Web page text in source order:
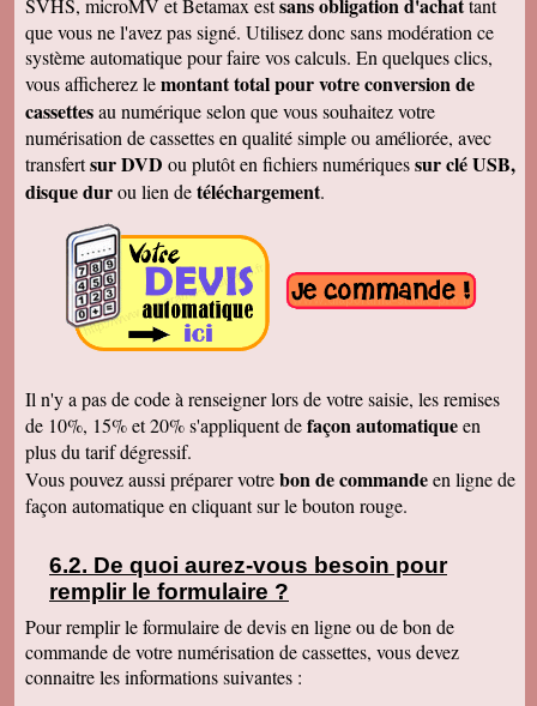
J'ai bien reçu la K7 et les DVD, c'est parfait.
Merci
Cécile B.
J'ai bien reçu le DVD et le son est parfait. Je
vous remercie de vos efforts. Bien cordialement
Bernard D.
Bien reçu votre COLIS - Travail fénoménal que
j'ai eu peur d'entreprendre !!!!!!!!!!!!! Le disque
DUR et les CD/DVD fonctionnement
parfaitement ........ Je vais entreprendre
pour........ NOEL 3 copies. pour mes 3 enfants
de 1980 à ce jour . MERCI MERCI MERCI Je
vais communiquer vos coordonnées à mon
entourage...
Véronique F.
Marc T.
J'ai reçu le DVD hier. Merci beaucoup, j'aurai
d'autres bandes à vous envoyer dont du super8.
Cordialement
François L.
10.10) et tous les fichiers se sont ouverts.
Merci pour le chèque de remboursement. Il est
clair que j'indiquerais vos coordonnées aux
cordialement
Nicolas B.
J ai bien recu le colis. Les cd sont impeccables.
SVHS, microMV et Betamax est
tant
que vous ne l'avez pas signé. Utilisez donc sans modération ce
système automatique pour faire vos calculs. En quelques clics,
vous afficherez lemontant total pour votre conversion de
cassettesau numérique selon que vous souhaitez votre
numérisation de cassettes en qualité simple ou améliorée, avec
transfertsur DVD ou plutôt en fichiers numériquessur clé USB,
disque durou lien detéléchargement.
Il n'y a pas de code à renseigner lors de votre saisie, les remises
de 10%, 15% et 20% s'appliquent defaçon automatiqueen
plus du tarif dégressif.
Vous pouvez aussi préparer votrebon de commandeen ligne de
façon automatique en cliquant sur le bouton rouge.
De quoi aurez-vous besoin pour
remplir le formulaire ?
Pour remplir le formulaire de devis en ligne ou de bon de
commande de votre numérisation de cassettes, vous devez
connaitre les informations suivantes :